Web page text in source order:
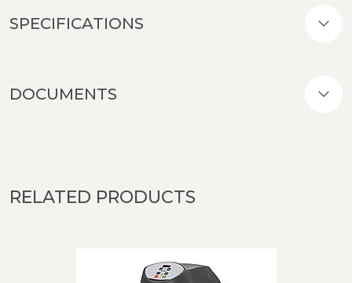
SPECIFICATIONS
DOCUMENTS
RELATED PRODUCTS